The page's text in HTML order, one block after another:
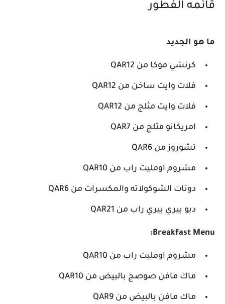
قائمه الفطور
ما هو الجديد
كرنشي موكا من QAR12
فلات وايت ساخن من QAR12
فلات وايت مثلج من QAR12
امريكانو مثلج من QAR7
تشوروز من QAR6
مشروم اومليت راب من QAR10
دونات الشوكولاته والمكسرات من QAR6
ديو بيري بيري راب من QAR21
Breakfast Menu:
مشروم اومليت راب من QAR10
ماك مافن صوصج بالبيض من QAR10
ماك مافن بالبيض من QAR9